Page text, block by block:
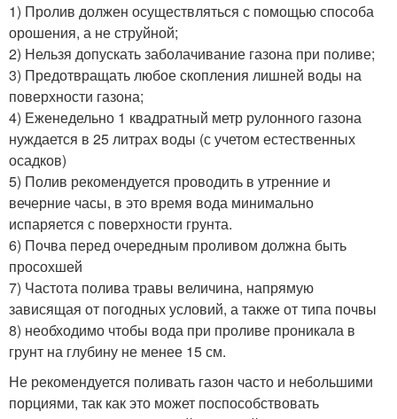
1) Пролив должен осуществляться с помощью способа
орошения, а не струйной;
2) Нельзя допускать заболачивание газона при поливе;
3) Предотвращать любое скопления лишней воды на
поверхности газона;
4) Еженедельно 1 квадратный метр рулонного газона
нуждается в 25 литрах воды (с учетом естественных
осадков)
5) Полив рекомендуется проводить в утренние и
вечерние часы, в это время вода минимально
испаряется с поверхности грунта.
6) Почва перед очередным проливом должна быть
просохшей
7) Частота полива травы величина, напрямую
зависящая от погодных условий, а также от типа почвы
8) необходимо чтобы вода при проливе проникала в
грунт на глубину не менее 15 см.
Не рекомендуется поливать газон часто и небольшими
порциями, так как это может поспособствовать